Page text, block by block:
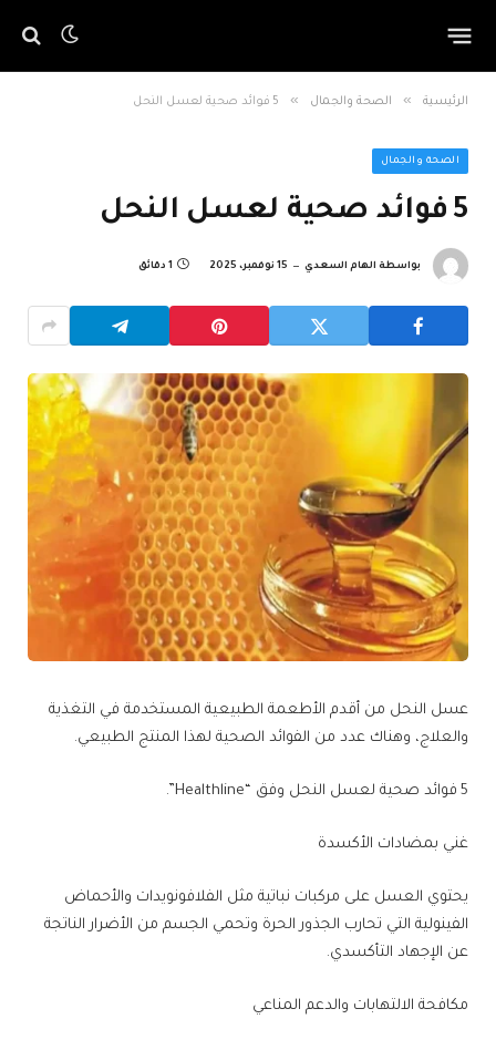
الرئيسية » الصحة والجمال » 5 فوائد صحية لعسل النحل
الصحة والجمال
5 فوائد صحية لعسل النحل
بواسطة الهام السعدي 15 نوفمبر، 2025 1 دقائق
عسل النحل من أقدم الأطعمة الطبيعية المستخدمة في التغذية
والعلاج، وهناك عدد من الفوائد الصحية لهذا المنتج الطبيعي.
5 فوائد صحية لعسل النحل وفق “Healthline”.
غني بمضادات الأكسدة
يحتوي العسل على مركبات نباتية مثل الفلافونويدات والأحماض
الفينولية التي تحارب الجذور الحرة وتحمي الجسم من الأضرار الناتجة
عن الإجهاد التأكسدي.
مكافحة الالتهابات والدعم المناعي